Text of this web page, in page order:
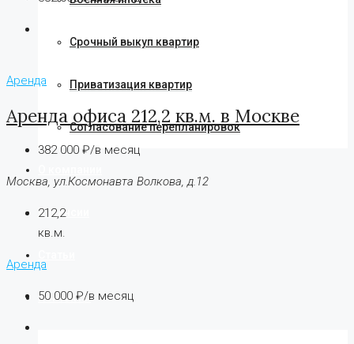
Срочный выкуп квартир
Приватизация квартир
Согласование перепланировок
Вакансии
Контакты
Аренда
Аренда офиса 212,2 кв.м. в Москве
382 000 ₽/в месяц
Москва, ул.Космонавта Волкова, д.12
212,2
кв.м.
Аренда
50 000 ₽/в месяц